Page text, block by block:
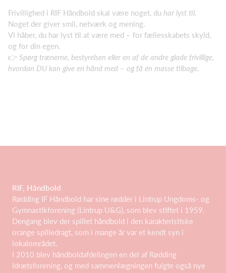
Frivillighed i RIF Håndbold skal være noget, du har lyst til.
Noget der giver smil, netværk og mening.
Vi håber, du har lyst til at være med – for fællesskabets skyld,
og for din egen.
👉 Spørg trænerne, bestyrelsen eller en af de andre glade frivillige,
hvordan DU kan give en hånd med – og få en masse tilbage.
RIF, Håndbold
Rødding IF Håndbold har sine rødder i Lintrup Ungdoms- og
Gymnastikforening (Lintrup U&G), som blev stiftet i 1959.
Dengang blev der spillet håndbold i den karakteristiske
orange spilledragt, som i mange år var et kendt syn i
lokalområdet.
I 2010 blev håndboldafdelingen en del af Rødding
Idrætsforening, og med sammenlægningen fulgte også nye